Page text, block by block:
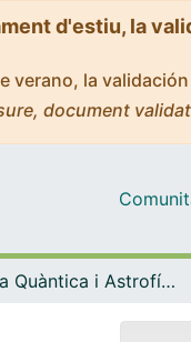
d'estiu, la
verano, la
document
Física Quàntica i Astrofísica